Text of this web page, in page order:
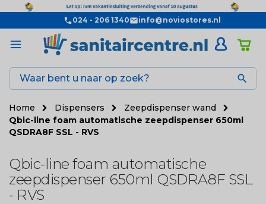
024 - 206 1340 info@noviostores.nl

Home Dispensers
Zeepdispenser wand
Qbic-line foam automatische zeepdispenser 650ml
QSDRA8F SSL - RVS
Qbic-line foam automatische
zeepdispenser 650ml QSDRA8F SSL
- RVS